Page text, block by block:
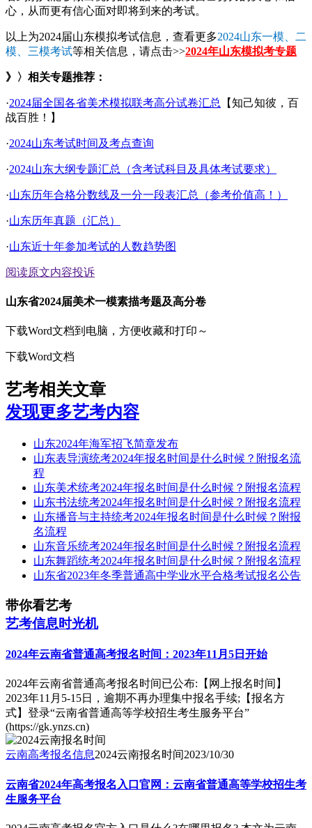
心，从而更有信心面对即将到来的考试。
以上为2024届山东模拟考试信息，查看更多2024山东一模、二
模、三模考试等相关信息，请点击>>2024年山东模拟考专题
》〉相关专题推荐：
·2024届全国各省美术模拟联考高分试卷汇总
【知己知彼，百
战百胜！】
·2024山东考试时间及考点查询
·2024山东大纲专题汇总（含考试科目及具体考试要求）
·山东历年合格分数线及一分一段表汇总（参考价值高！）
·山东历年真题（汇总）
·山东近十年参加考试的人数趋势图
阅读原文内容投诉
山东省2024届美术一模素描考题及高分卷
下载Word文档到电脑，方便收藏和打印～
下载Word文档
艺考相关文章
发现更多艺考内容
山东2024年海军招飞简章发布
山东表导演统考2024年报名时间是什么时候？附报名流
程
山东美术统考2024年报名时间是什么时候？附报名流程
山东书法统考2024年报名时间是什么时候？附报名流程
山东播音与主持统考2024年报名时间是什么时候？附报
名流程
山东音乐统考2024年报名时间是什么时候？附报名流程
山东舞蹈统考2024年报名时间是什么时候？附报名流程
山东省2023年冬季普通高中学业水平合格考试报名公告
带你看艺考
艺考信息时光机
2024年云南省普通高考报名时间：2023年11月5日开始
2024年云南省普通高考报名时间已公布:【网上报名时间】
2023年11月5-15日，逾期不再办理集中报名手续;【报名方
式】登录“云南省普通高等学校招生考生服务平台”
(https://gk.ynzs.cn)
云南高考报名信息2024云南报名时间2023/10/30
云南省2024年高考报名入口官网：云南省普通高等学校招生考
生服务平台